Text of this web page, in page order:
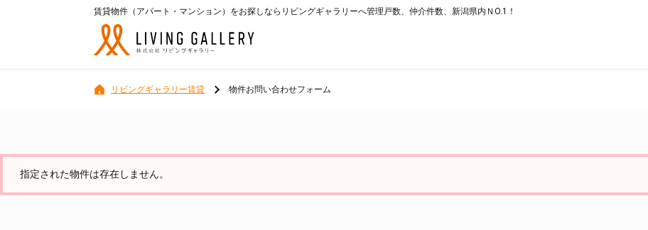
賃貸物件（アパート・マンション）をお探しならリビングギャラリーへ管理戸数、仲介件数、新潟県内ＮO.1！
リビングギャラリー賃貸 物件お問い合わせフォーム
指定された物件は存在しません。